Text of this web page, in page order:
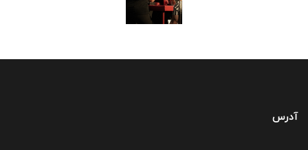
آدرس